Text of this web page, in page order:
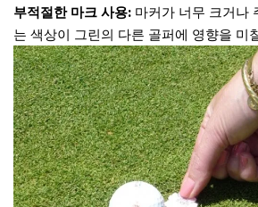
부적절한 마크 사용: 마커가 너무 크거나
는 색상이 그린의 다른 골퍼에 영향을 미